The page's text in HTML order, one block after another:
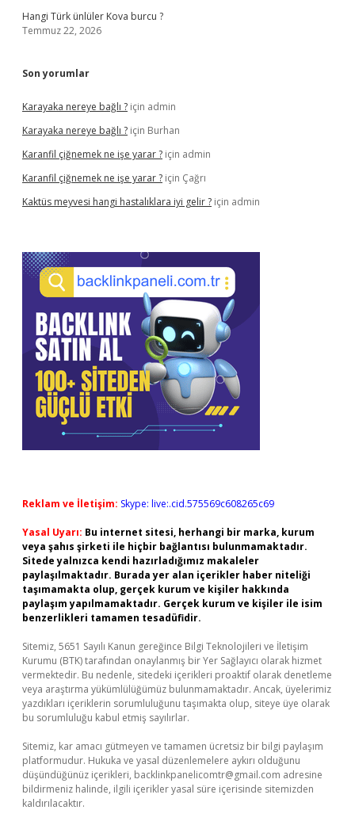
Hangi Türk ünlüler Kova burcu ?
Temmuz 22, 2026
Son yorumlar
Karayaka nereye bağlı ? için admin
Karayaka nereye bağlı ? için Burhan
Karanfil çiğnemek ne işe yarar ? için admin
Karanfil çiğnemek ne işe yarar ? için Çağrı
Kaktüs meyvesi hangi hastalıklara iyi gelir ? için admin
Reklam ve İletişim: Skype: live:.cid.575569c608265c69
Yasal Uyarı: Bu internet sitesi, herhangi bir marka, kurum
veya şahıs şirketi ile hiçbir bağlantısı bulunmamaktadır.
Sitede yalnızca kendi hazırladığımız makaleler
paylaşılmaktadır. Burada yer alan içerikler haber niteliği
taşımamakta olup, gerçek kurum ve kişiler hakkında
paylaşım yapılmamaktadır. Gerçek kurum ve kişiler ile isim
benzerlikleri tamamen tesadüfidir.
Sitemiz, 5651 Sayılı Kanun gereğince Bilgi Teknolojileri ve İletişim
Kurumu (BTK) tarafından onaylanmış bir Yer Sağlayıcı olarak hizmet
vermektedir. Bu nedenle, sitedeki içerikleri proaktif olarak denetleme
veya araştırma yükümlülüğümüz bulunmamaktadır. Ancak, üyelerimiz
yazdıkları içeriklerin sorumluluğunu taşımakta olup, siteye üye olarak
bu sorumluluğu kabul etmiş sayılırlar.
Sitemiz, kar amacı gütmeyen ve tamamen ücretsiz bir bilgi paylaşım
platformudur. Hukuka ve yasal düzenlemelere aykırı olduğunu
düşündüğünüz içerikleri, backlinkpanelicomtr@gmail.com adresine
bildirmeniz halinde, ilgili içerikler yasal süre içerisinde sitemizden
kaldırılacaktır.